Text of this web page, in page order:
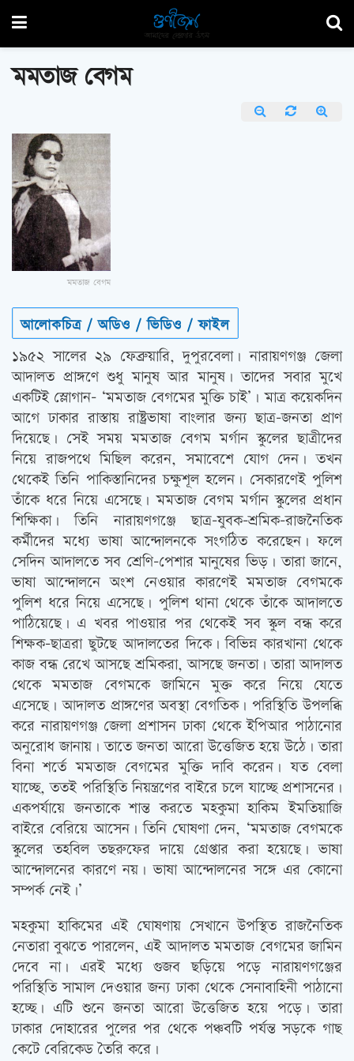
মমতাজ বেগম
মমতাজ বেগম
আলোকচিত্র / অডিও / ভিডিও / ফাইল
১৯৫২ সালের ২৯ ফেব্রুয়ারি, দুপুরবেলা। নারায়ণগঞ্জ জেলা
আদালত প্রাঙ্গণে শুধু মানুষ আর মানুষ। তাদের সবার মুখে
একটিই স্লোগান- ‘মমতাজ বেগমের মুক্তি চাই’। মাত্র কয়েকদিন
আগে ঢাকার রাস্তায় রাষ্ট্রভাষা বাংলার জন্য ছাত্র-জনতা প্রাণ
দিয়েছে। সেই সময় মমতাজ বেগম মর্গান স্কুলের ছাত্রীদের
নিয়ে রাজপথে মিছিল করেন, সমাবেশে যোগ দেন। তখন
থেকেই তিনি পাকিস্তানিদের চক্ষুশূল হলেন। সেকারণেই পুলিশ
তাঁকে ধরে নিয়ে এসেছে। মমতাজ বেগম মর্গান স্কুলের প্রধান
শিক্ষিকা। তিনি নারায়ণগঞ্জে ছাত্র-যুবক-শ্রমিক-রাজনৈতিক
কর্মীদের মধ্যে ভাষা আন্দোলনকে সংগঠিত করেছেন। ফলে
সেদিন আদালতে সব শ্রেণি-পেশার মানুষের ভিড়। তারা জানে,
ভাষা আন্দোলনে অংশ নেওয়ার কারণেই মমতাজ বেগমকে
পুলিশ ধরে নিয়ে এসেছে। পুলিশ থানা থেকে তাঁকে আদালতে
পাঠিয়েছে। এ খবর পাওয়ার পর থেকেই সব স্কুল বন্ধ করে
শিক্ষক-ছাত্ররা ছুটছে আদালতের দিকে। বিভিন্ন কারখানা থেকে
কাজ বন্ধ রেখে আসছে শ্রমিকরা, আসছে জনতা। তারা আদালত
থেকে মমতাজ বেগমকে জামিনে মুক্ত করে নিয়ে যেতে
এসেছে। আদালত প্রাঙ্গণের অবস্থা বেগতিক। পরিস্থিতি উপলব্ধি
করে নারায়ণগঞ্জ জেলা প্রশাসন ঢাকা থেকে ইপিআর পাঠানোর
অনুরোধ জানায়। তাতে জনতা আরো উত্তেজিত হয়ে উঠে। তারা
বিনা শর্তে মমতাজ বেগমের মুক্তি দাবি করেন। যত বেলা
যাচ্ছে, ততই পরিস্থিতি নিয়ন্ত্রণের বাইরে চলে যাচ্ছে প্রশাসনের।
একপর্যায়ে জনতাকে শান্ত করতে মহকুমা হাকিম ইমতিয়াজি
বাইরে বেরিয়ে আসেন। তিনি ঘোষণা দেন, ‘মমতাজ বেগমকে
স্কুলের তহবিল তছরুফের দায়ে গ্রেপ্তার করা হয়েছে। ভাষা
আন্দোলনের কারণে নয়। ভাষা আন্দোলনের সঙ্গে এর কোনো
সম্পর্ক নেই।’
মহকুমা হাকিমের এই ঘোষণায় সেখানে উপস্থিত রাজনৈতিক
নেতারা বুঝতে পারলেন, এই আদালত মমতাজ বেগমের জামিন
দেবে না। এরই মধ্যে গুজব ছড়িয়ে পড়ে নারায়ণগঞ্জের
পরিস্থিতি সামাল দেওয়ার জন্য ঢাকা থেকে সেনাবাহিনী পাঠানো
হচ্ছে। এটি শুনে জনতা আরো উত্তেজিত হয়ে পড়ে। তারা
ঢাকার দোহারের পুলের পর থেকে পঞ্চবটি পর্যন্ত সড়কে গাছ
কেটে বেরিকেড তৈরি করে।